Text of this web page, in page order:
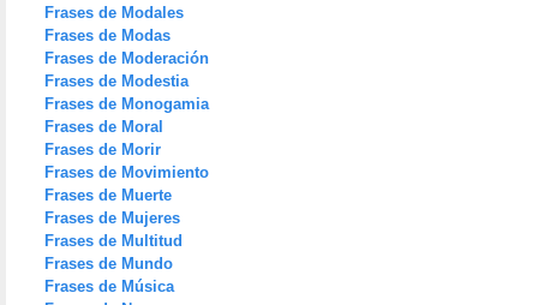
Frases de Modales
Frases de Modas
Frases de Moderación
Frases de Modestia
Frases de Monogamia
Frases de Moral
Frases de Morir
Frases de Movimiento
Frases de Muerte
Frases de Mujeres
Frases de Multitud
Frases de Mundo
Frases de Música